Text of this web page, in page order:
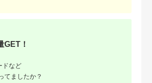
GET！
ドなど
てましたか？